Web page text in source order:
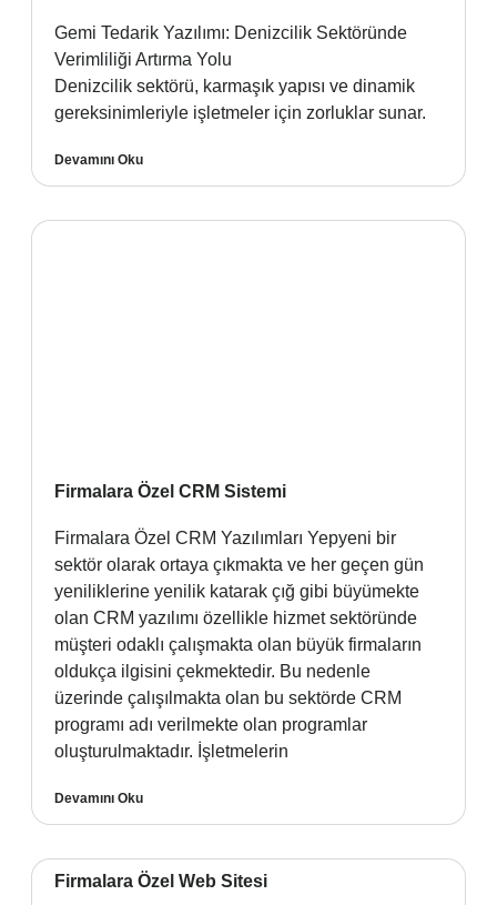
Gemi Tedarik Yazılımı: Denizcilik Sektöründe
Verimliliği Artırma Yolu
Denizcilik sektörü, karmaşık yapısı ve dinamik
gereksinimleriyle işletmeler için zorluklar sunar.
Devamını Oku
Firmalara Özel CRM Sistemi
Firmalara Özel CRM Yazılımları Yepyeni bir
sektör olarak ortaya çıkmakta ve her geçen gün
yeniliklerine yenilik katarak çığ gibi büyümekte
olan CRM yazılımı özellikle hizmet sektöründe
müşteri odaklı çalışmakta olan büyük firmaların
oldukça ilgisini çekmektedir. Bu nedenle
üzerinde çalışılmakta olan bu sektörde CRM
programı adı verilmekte olan programlar
oluşturulmaktadır. İşletmelerin
Devamını Oku
Firmalara Özel Web Sitesi